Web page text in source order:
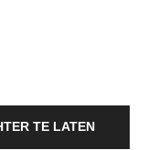
TE LATEN